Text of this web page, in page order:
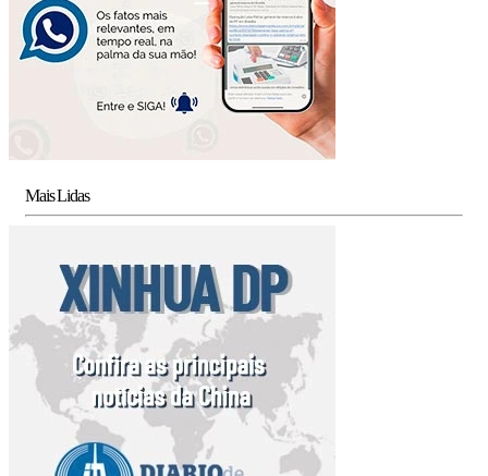
Mais Lidas